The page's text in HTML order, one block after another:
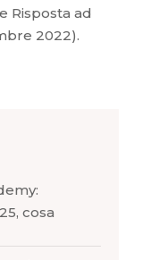
Risposta ad
2022).
cosa